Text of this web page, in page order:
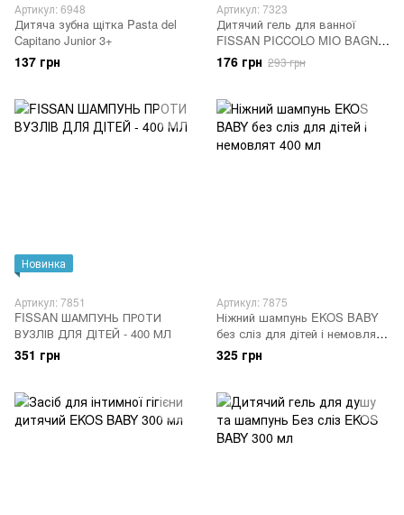
Артикул: 6948
Дитяча зубна щітка Pasta del
Capitano Junior 3+
137 грн
Артикул: 7323
Дитячий гель для ванної
FISSAN PICCOLO MIO BAGNO
250ML
176 грн 293 грн
Новинка
Артикул: 7851
FISSAN ШАМПУНЬ ПРОТИ
ВУЗЛІВ ДЛЯ ДІТЕЙ - 400 МЛ
351 грн
Артикул: 7875
Ніжний шампунь EKOS BABY
без сліз для дітей і немовлят
400 мл
325 грн